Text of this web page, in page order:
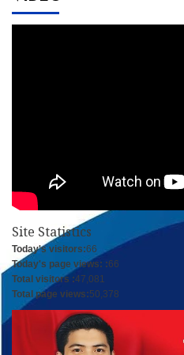
Site Statistics
Today's visitors:66
Today's page views: :66
Total visitors :47,081
Total page views:50,378